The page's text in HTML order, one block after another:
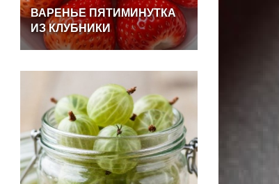
ВАРЕНЬЕПЯТИМИНУТКА
ИЗКЛУБНИКИ